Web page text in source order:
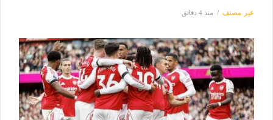
غير مصنف منذ 4 دقائق